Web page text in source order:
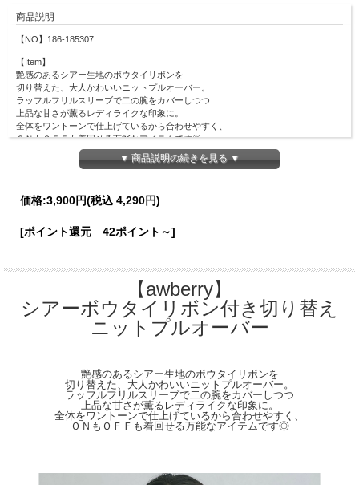
商品説明
【NO】186-185307
【Item】
艶感のあるシアー生地のボウタイリボンを
切り替えた、大人かわいいニットプルオーバー。
ラッフルフリルスリーブで二の腕をカバーしつつ
上品な甘さが薫るレディライクな印象に。
全体をワントーンで仕上げているから合わせやすく、
ＯＮもＯＦＦも着回せる万能なアイテムです◎
【Detail】
総丈：58cm
肩幅：34cm
【Color】#49 オフホワイト/#05 ブラック/#33 ピンク
【Attention】サイズは平置きサイズとなりますので測り方により誤差が出る場合が
ございます。 色合いはモニター環境により若干の誤差が出ます。 ライティングや
天候によりモデル画像と物撮り画像のカラーに違いある場合、物撮り画像の方が
実際のカラーに近い状態で撮影されておりますので、そちらを参考にしてください
▼ 商品説明の続きを見る ▼
価格:3,900円(税込 4,290円)
[ポイント還元 42ポイント～]
【awberry】
シアーボウタイリボン付き切り替え
ニットプルオーバー
艶感のあるシアー生地のボウタイリボンを
切り替えた、大人かわいいニットプルオーバー。
ラッフルフリルスリーブで二の腕をカバーしつつ
上品な甘さが薫るレディライクな印象に。
全体をワントーンで仕上げているから合わせやすく、
ＯＮもＯＦＦも着回せる万能なアイテムです◎